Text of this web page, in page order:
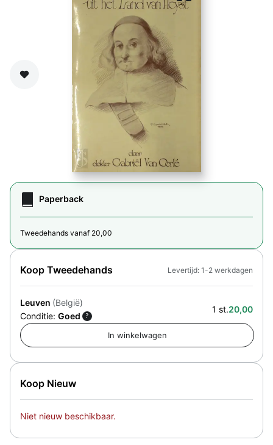
Zet op verlanglijst
Paperback
Tweedehands vanaf 20,00
Koop Tweedehands
Leuven (België)
Conditie: Goed ?
1 st.20,00
Levertijd: 1-2 werkdagen
Koop Nieuw
Niet nieuw beschikbaar.